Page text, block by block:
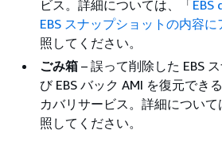
ビス。詳細については、「EBS
EBS スナップショットの内容に
照してください。
ごみ箱 – 誤って削除した EBS
び EBS バック AMI を復元でき
カバリサービス。詳細について
照してください。